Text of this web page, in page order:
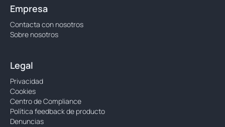
Empresa
Contacta con nosotros
Sobre nosotros
Legal
Privacidad
Cookies
Centro de Compliance
Política feedback de producto
Denuncias